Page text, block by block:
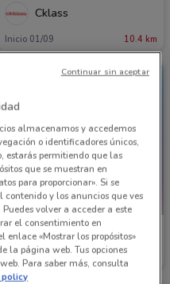
Cklass
Inicio 01/09 10.4 km
Cklass
Caduca el 31/12 10.4 km
almacenamos y accedemos
o identificadores únicos,
estarás permitiendo que las
que se muestran en
para proporcionar». Si se
y los anuncios que ves
volver a acceder a este
el consentimiento en
«Mostrar los propósitos»
la página web. Tus opciones
Para saber más, consulta
policy
Continuar sin aceptar